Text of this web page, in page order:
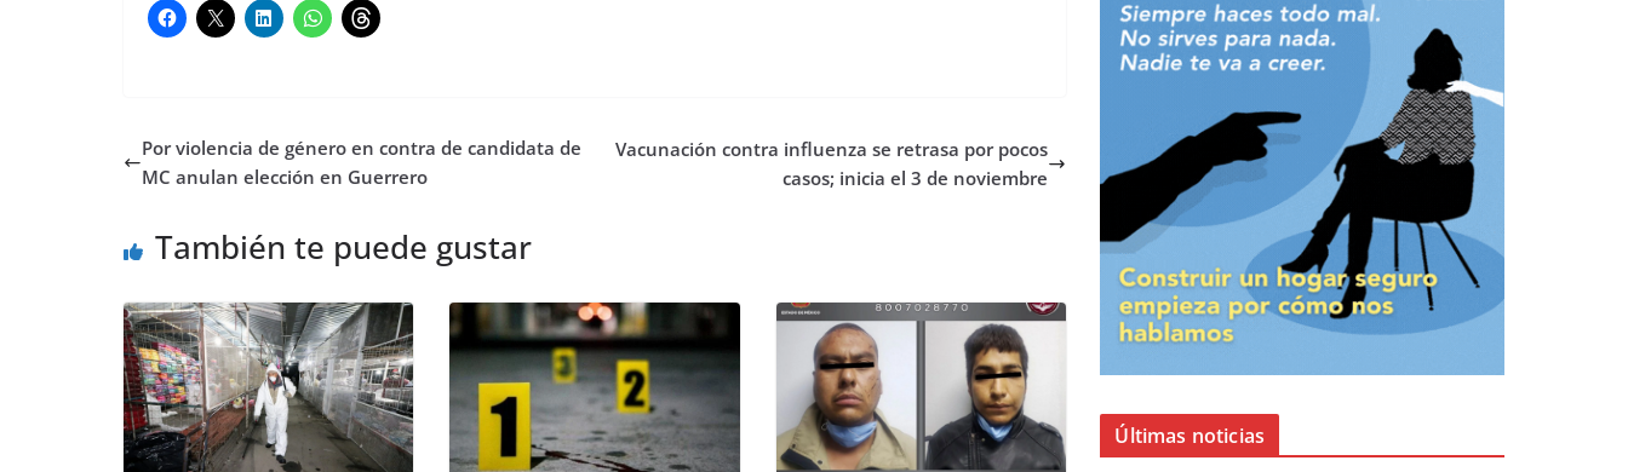
Por violencia de género en contra de candidata de
MC anulan elección en Guerrero
Vacunación contra influenza se retrasa por pocos
casos; inicia el 3 de noviembre
También te puede gustar
Últimas noticias